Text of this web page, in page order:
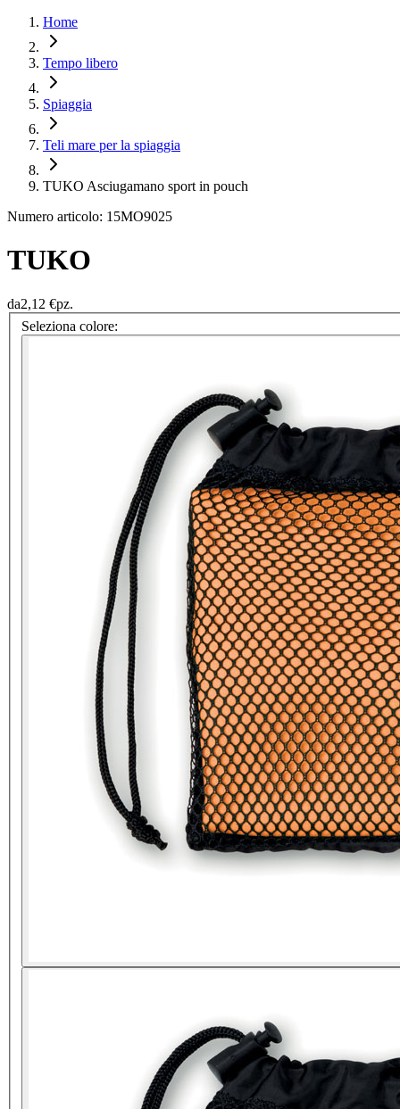
Home
Tempo libero
Spiaggia
Teli mare per la spiaggia
TUKO Asciugamano sport in pouch
Numero articolo: 15MO9025
TUKO
da2,12 €pz.
Seleziona colore: